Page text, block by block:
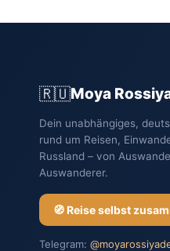
Moya Rossiya
Dein unabhängiges,
rund um Reisen,
Russland – von
Auswanderer.
Reise selbst
Telegram: